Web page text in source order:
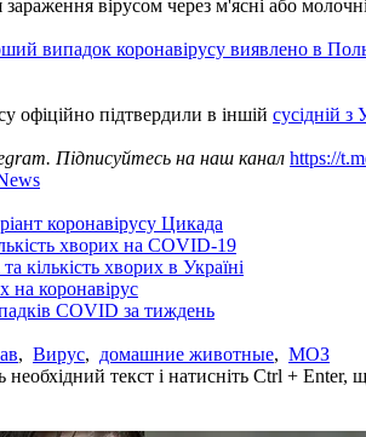
вірусом через м'ясні або
випадок коронавірусу виявлено в
офіційно підтвердили в іншій сусідній з
Підписуйтесь на наш канал https://
коронавірусу Цикада
хворих на COVID-19
кількість хворих в Україні
на коронавірус
COVID за тиждень
, Вирус, домашние животные, МОЗ
текст і натисніть Ctrl + Enter,